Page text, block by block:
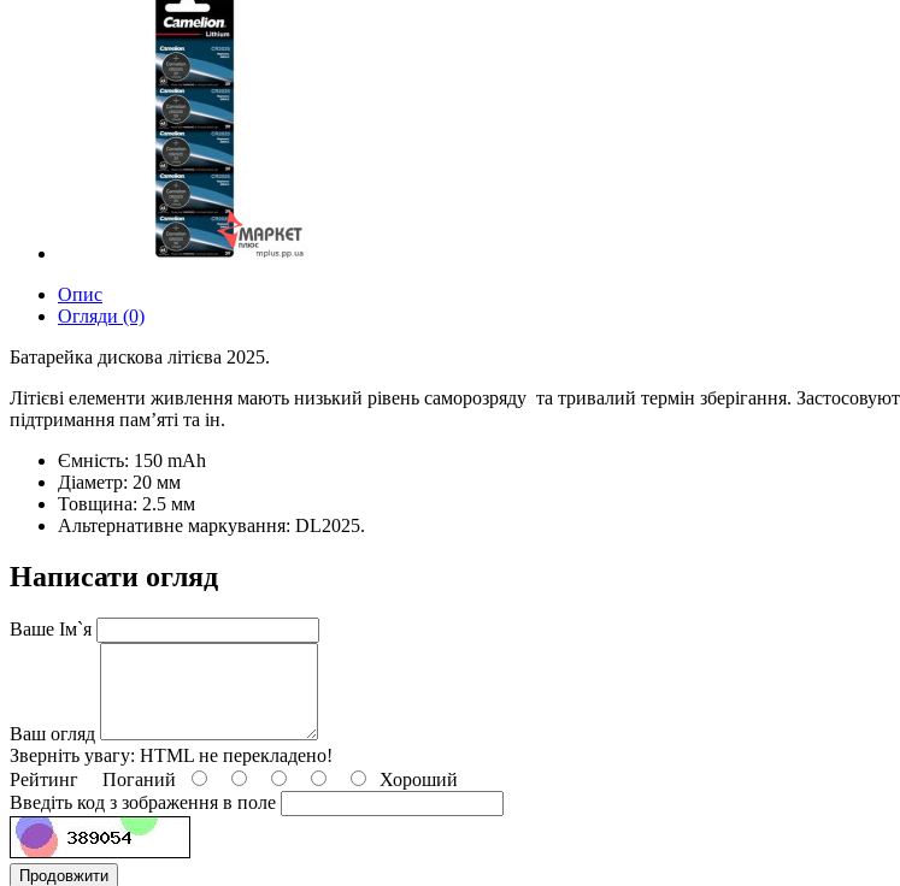
Опис
Огляди (0)
Батарейка дискова літієва 2025.
Літієві елементи живлення мають низький рівень саморозряду та тривалий термін зберігання.
підтримання пам’яті та ін.
Ємність: 150 mAh
Діаметр: 20 мм
Товщина: 2.5 мм
Альтернативне маркування: DL2025.
Написати огляд
Ваше Ім`я
Ваш огляд
Зверніть увагу: HTML не перекладено!
Рейтинг Поганий
Хороший
Введіть код з зображення в поле
Продовжити